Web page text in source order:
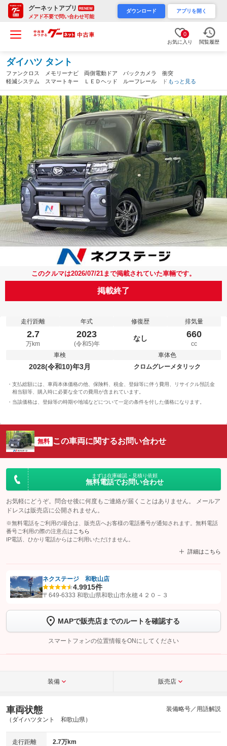
グーネットアプリ RENEW
メアド不要で問い合わせ可能
ダウンロード アプリを開く
0
お気に入り 閲覧履歴
ダイハツ タント
ファンクロス メモリーナビ 両側電動ドア バックカメラ 衝突
軽減システム スマートキー ＬＥＤヘッド ルーフレール ドラ
レコ コーナーセンサー 純正１４インチアルミ シートヒーター
（和歌山県）
もっと見る
このクルマは2026/07/21まで掲載されていた車輛です。
掲載終了
走行距離
2.7
万km
年式
2023
(令和5)年
修復歴
なし
排気量
660
cc
車検
2028(令和10)年3月
車体色
クロムグレーメタリック
支払総額には、車両本体価格の他、保険料、税金、登録等に伴う費用、リサイクル預託金
相当額等、購入時に必要な全ての費用が含まれています。
当該価格は、登録等の時期や地域などについて一定の条件を付した価格になります。
無料 この車両に関するお問い合わせ
まずは在庫確認・見積り依頼
無料電話でお問い合わせ
お気軽にどうぞ。問合せ後に何度もご連絡が届くことはありません。 メールア
ドレスは販売店に公開されません。
※無料電話をご利用の場合は、販売店へお客様の電話番号が通知されます。無料電話
番号ご利用の際の注意点は こちら
IP電話、ひかり電話からはご利用いただけません。
詳細はこちら
【STEP1】認証画面でグーネットを友だち追加してから「許可する」ボタンを押
トーク画面で
ボタンをタップして問い合わせを
完了してください。
こちら
ネクステージ 和歌山店
4.9915件
〒649-6333 和歌山県和歌山市永穂４２０－３
MAPで販売店までのルートを確認する
スマートフォンの位置情報をONにしてください
装備 販売店
車両状態
（ダイハツタント 和歌山県）
装備略号／用語解説
走行距離 2.7万km